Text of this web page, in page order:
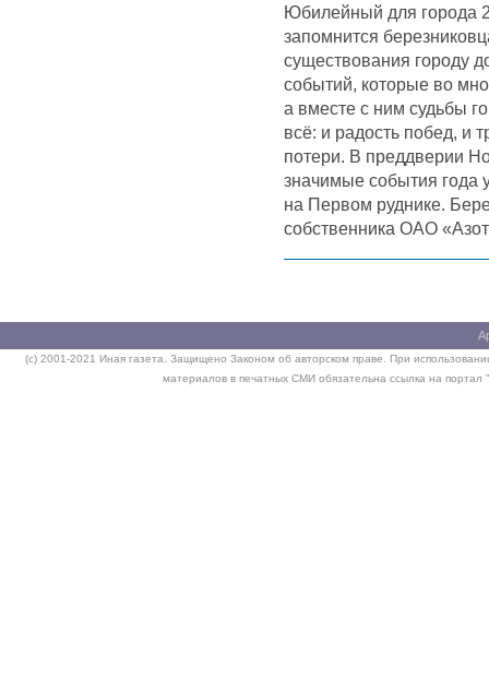
Юбилейный для города
запомнится
существования городу
событий, которые во
а вместе с ним судьбы
всё: и радость побед, и
потери. В преддверии
значимые события года
на Первом руднике.
собственника ОАО
(c) 2001-2021 Иная газета. Защищено Законом об авторском праве. При
материалов в печатных СМИ обязательна ссылка на